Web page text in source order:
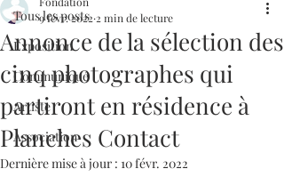
Tous les posts
Exposition
Communiqué
Artiste
Association
Annonce de la sélection des
cinq photographes qui
partiront en résidence à
Planches Contact
9 févr. 20222 min de lecture
Dernière mise à jour : 10 févr. 2022